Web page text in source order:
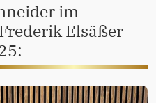
im
Elsäßer